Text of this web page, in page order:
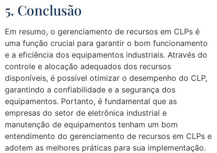
5. Conclusão
Em resumo, o gerenciamento de recursos em CLPs é
uma função crucial para garantir o bom funcionamento
e a eficiência dos equipamentos industriais. Através do
controle e alocação adequados dos recursos
disponíveis, é possível otimizar o desempenho do CLP,
garantindo a confiabilidade e a segurança dos
equipamentos. Portanto, é fundamental que as
empresas do setor de eletrônica industrial e
manutenção de equipamentos tenham um bom
entendimento do gerenciamento de recursos em CLPs e
adotem as melhores práticas para sua implementação.